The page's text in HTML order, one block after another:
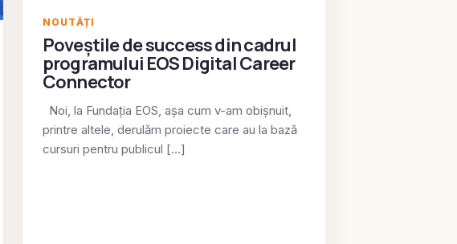
NOUTĂȚI
Poveștile de success din cadrul
programului EOS Digital Career
Connector
Noi, la Fundația EOS, așa cum v-am obișnuit,
printre altele, derulăm proiecte care au la bază
cursuri pentru publicul […]